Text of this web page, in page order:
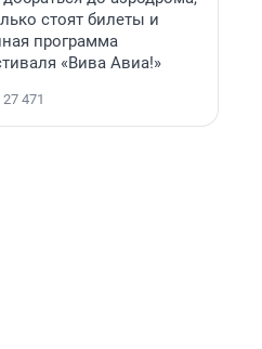
стоят билеты и
программа
«Вива Авиа!»
27 471